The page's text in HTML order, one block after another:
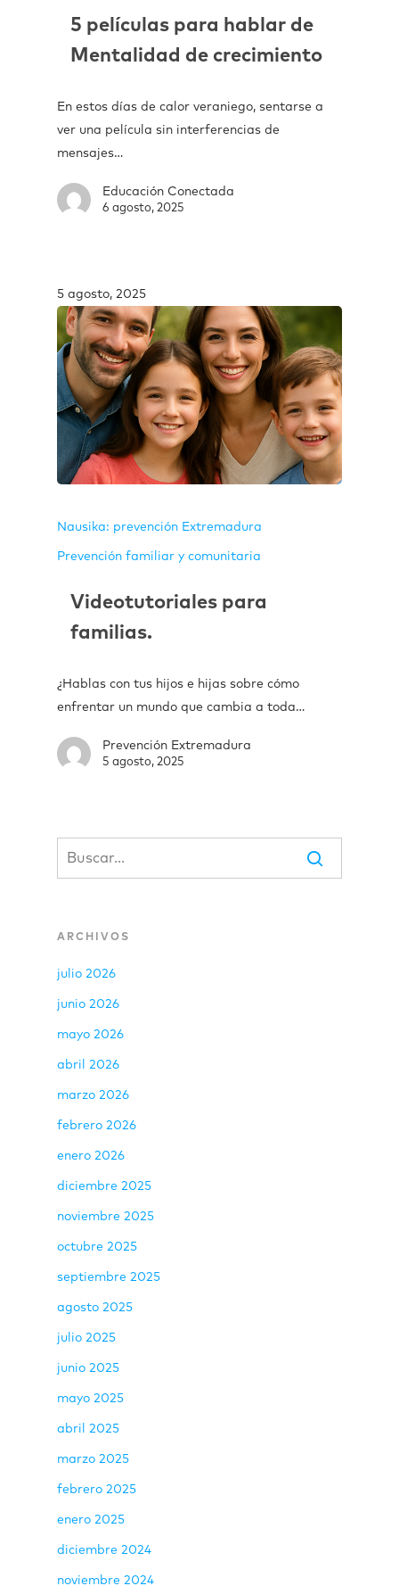
5 películas para hablar de
Mentalidad de crecimiento
En estos días de calor veraniego, sentarse a
ver una película sin interferencias de
mensajes…
Educación Conectada
6 agosto, 2025
5 agosto, 2025
Nausika: prevención Extremadura
Prevención familiar y comunitaria
Videotutoriales para
familias.
¿Hablas con tus hijos e hijas sobre cómo
enfrentar un mundo que cambia a toda…
Prevención Extremadura
5 agosto, 2025
ARCHIVOS
julio 2026
junio 2026
mayo 2026
abril 2026
marzo 2026
febrero 2026
enero 2026
diciembre 2025
noviembre 2025
octubre 2025
septiembre 2025
agosto 2025
julio 2025
junio 2025
mayo 2025
abril 2025
marzo 2025
febrero 2025
enero 2025
diciembre 2024
noviembre 2024